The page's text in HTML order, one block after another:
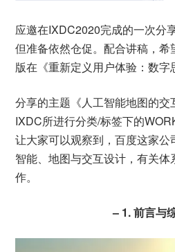
应邀在IXDC2020完成的一次分
但准备依然仓促。配合讲稿，
版在《重新定义用户体验：数字
分享的主题《人工智能地图的
IXDC所进行分类/标签下的
让大家可以观察到，百度这家
智能、地图与交互设计，有关
作。
– 1. 前言与